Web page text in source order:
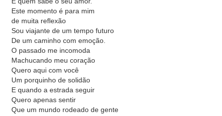
Este momento é para mim
de muita reflexão
Sou viajante de um tempo futuro
De um caminho com emoção.
O passado me incomoda
Machucando meu coração
Quero aqui com você
Um porquinho de solidão
E quando a estrada seguir
Quero apenas sentir
Que um mundo rodeado de gente